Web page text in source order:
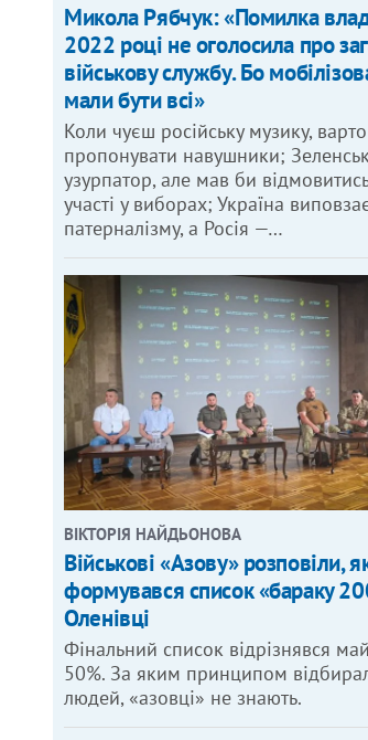
Микола Рябчук: «Помилка
2022 році не оголосила про
військову службу. Бо
мали бути всі»
Коли чуєш російську музику, варто
пропонувати навушники;
узурпатор, але мав би
участі у виборах; Україна
патерналізму, а Росія —…
ВІКТОРІЯ НАЙДЬОНОВА
Військові «Азову» розповіли,
формувався список «бараку
Оленівці
Фінальний список відрізнявся
50%. За яким принципом
людей, «азовці» не знають.